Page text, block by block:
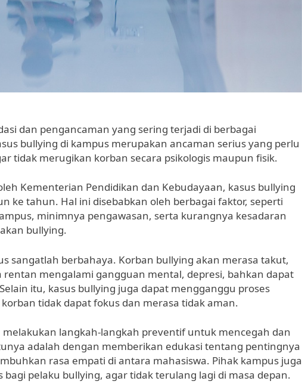
dan pengancaman yang sering terjadi di berbagai
bullying di kampus merupakan ancaman serius yang perlu
tidak merugikan korban secara psikologis maupun fisik.
Kementerian Pendidikan dan Kebudayaan, kasus bullying
ke tahun. Hal ini disebabkan oleh berbagai faktor, seperti
minimnya pengawasan, serta kurangnya kesadaran
bullying.
sangatlah berbahaya. Korban bullying akan merasa takut,
rentan mengalami gangguan mental, depresi, bahkan dapat
itu, kasus bullying juga dapat mengganggu proses
tidak dapat fokus dan merasa tidak aman.
langkah-langkah preventif untuk mencegah dan
adalah dengan memberikan edukasi tentang pentingnya
rasa empati di antara mahasiswa. Pihak kampus juga
pelaku bullying, agar tidak terulang lagi di masa depan.